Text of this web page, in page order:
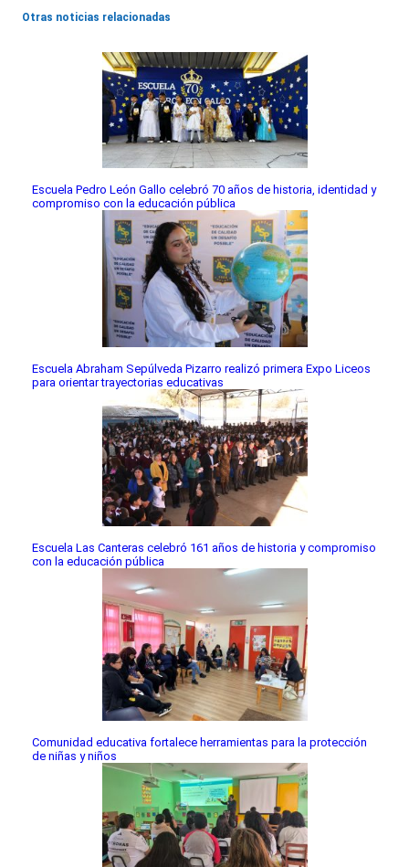
Otras noticias relacionadas
Escuela Pedro León Gallo celebró 70 años de historia, identidad y
compromiso con la educación pública
Escuela Abraham Sepúlveda Pizarro realizó primera Expo Liceos
para orientar trayectorias educativas
Escuela Las Canteras celebró 161 años de historia y compromiso
con la educación pública
Comunidad educativa fortalece herramientas para la protección
de niñas y niños